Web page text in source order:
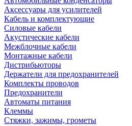
Аксессуары для усилителей
Кабель и комплектующие
Силовые кабели
Акустические кабели
Межблочные кабели
Монтажные кабели
Дистрибьюторы
Держатели для предохранителей
Комплекты проводов
Предохранители
Автоматы питания
Клеммы
Стяжки, зажимы, грометы